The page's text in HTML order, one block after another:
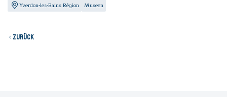
Yverdon-les-Bains Région Museen
Zurück